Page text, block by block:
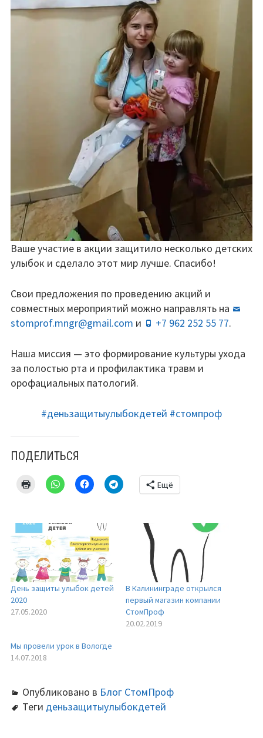
Ваше участие в акции защитило несколько детских
улыбок и сделало этот мир лучше. Спасибо!
Свои предложения по проведению акций и
совместных мероприятий можно направлять на
stomprof.mngr@gmail.com и +7 962 252 55 77.
Наша миссия — это формирование культуры ухода
за полостью рта и профилактика травм и
орофациальных патологий.
#деньзащитыулыбокдетей #стомпроф
ПОДЕЛИТЬСЯ
Ещё
День защиты улыбок детей
2020
27.05.2020
В Калининграде открылся
первый магазин компании
СтомПроф
20.02.2019
Мы провели урок в Вологде
14.07.2018
Опубликовано в Блог СтомПроф
Теги деньзащитыулыбокдетей